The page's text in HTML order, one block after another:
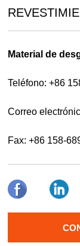
Material de
Teléfono: +86
Correo
Fax: +86 158-